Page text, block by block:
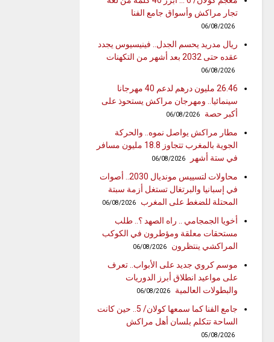
تجار مراكش وأسواق جامع الفنا
06/08/2026
ريال مدريد يحسم الجدل.. فينيسيوس يجدد
عقده حتى 2032 بعد أشهر من التكهنات
06/08/2026
26.46 مليون درهم لدعم 40 مهرجانا
سينمائيا.. ومهرجان مراكش يستحوذ على
أكبر حصة
06/08/2026
مطار مراكش يواصل نموه.. والحركة
الجوية بالمغرب تتجاوز 18.8 مليون مسافر
في ستة أشهر
06/08/2026
محاولات لتسييس مونديال 2030.. أصوات
في إسبانيا والبرتغال تستغل أزمة سبتة
المحتلة للضغط على المغرب
06/08/2026
أخويا الجمجامي .. راه الصهد ؟.. طلب
مستحقات معلقة ومؤطرون في الكوكب
المراكشي ينتظرون
06/08/2026
موسم كروي جديد على الأبواب.. تعرف
على مواعيد انطلاق أبرز الدوريات
والبطولات العالمية
06/08/2026
جامع الفنا كما سمعها كولان/ 5.. حين كانت
الساحة تتكلم بلسان أهل مراكش
05/08/2026